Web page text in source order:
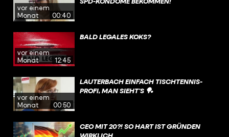
vor einem
Monat
00:40
vor einem
Monat
12:45
BALD LEGALES KOKS?
vor einem
Monat
00:50
LAUTERBACH EINFACH TISCHTENNIS-
PROFI, MAN SIEHT’S 🏓
CEO MIT 20?! SO HART IST GRÜNDEN
WIRKLICH